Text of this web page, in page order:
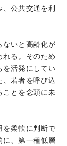
公共交通を利
いと高齢化が
れる。そのため
を活発にしてい
、若者を呼び込
ことを念頭に未
柔軟に判断で
に、第一種低層